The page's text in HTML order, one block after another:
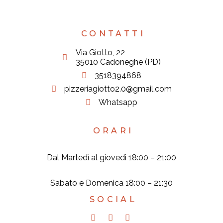
CONTATTI
Via Giotto, 22
35010 Cadoneghe (PD)
3518394868
pizzeriagiotto2.0@gmail.com
Whatsapp
ORARI
Dal Martedì al giovedi 18:00 – 21:00
Sabato e Domenica 18:00 – 21:30
SOCIAL